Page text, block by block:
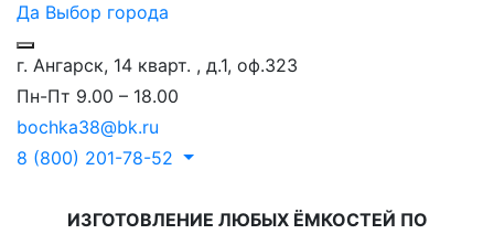
Да Выбор города
г. Ангарск, 14 кварт. , д.1, оф.323
Пн-Пт 9.00 – 18.00
bochka38@bk.ru
8 (800) 201-78-52
ИЗГОТОВЛЕНИЕ ЛЮБЫХ ЁМКОСТЕЙ ПО